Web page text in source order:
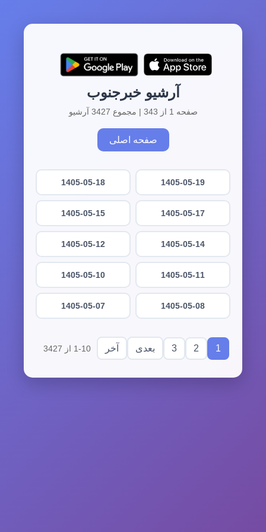
آرشیو خبرجنوب
صفحه 1 از 343 | مجموع 3427 آرشیو
صفحه اصلی
1405-05-19
1405-05-18
1405-05-17
1405-05-15
1405-05-14
1405-05-12
1405-05-11
1405-05-10
1405-05-08
1405-05-07
1
2
3 بعدی آخر 1-10 از 3427